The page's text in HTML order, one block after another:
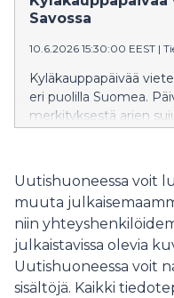
laajemmaksi S-
kokonaisteho nousee
megawattiin.
Savossa​
10.6.2026 15:30:00 EEST |
Kyläkauppapäivää
eri puolilla Suomea.
merkityksestä arjen
Uutishuoneessa voit
muuta
niin
julkaistavissa olevia
Uutishuoneessa voit
sisältöjä. Kaikki